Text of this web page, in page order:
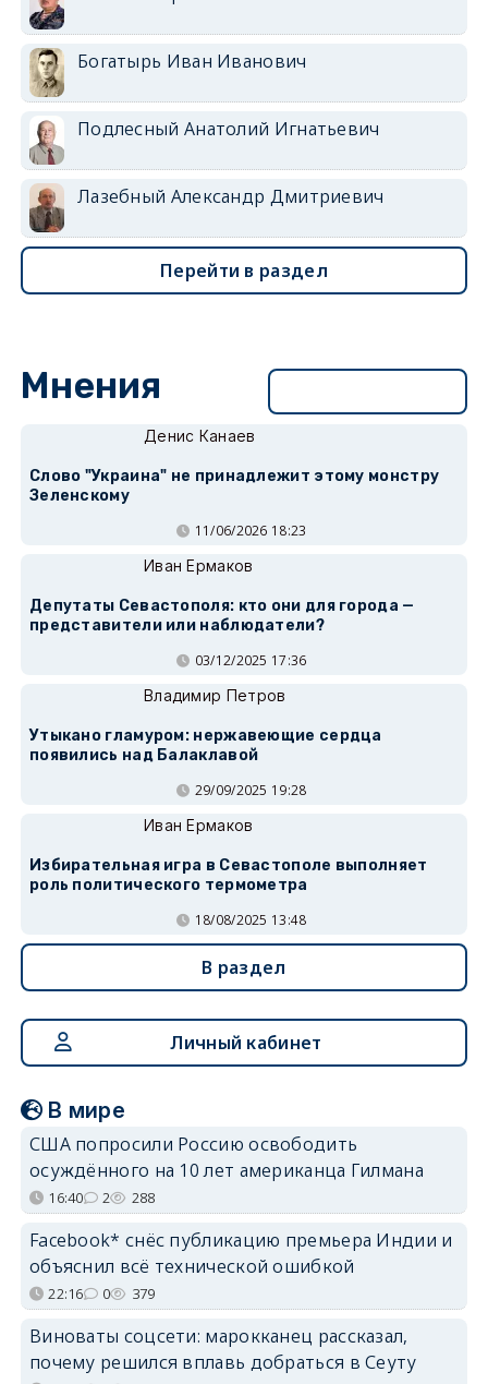
Богатырь Иван Иванович
Подлесный Анатолий Игнатьевич
Лазебный Александр Дмитриевич
Перейти в раздел
Мнения
Денис Канаев
Слово "Украина" не принадлежит этому монстру
Зеленскому
11/06/2026 18:23
Иван Ермаков
Депутаты Севастополя: кто они для города —
представители или наблюдатели?
03/12/2025 17:36
Владимир Петров
Утыкано гламуром: нержавеющие сердца
появились над Балаклавой
29/09/2025 19:28
Иван Ермаков
Избирательная игра в Севастополе выполняет
роль политического термометра
18/08/2025 13:48
В раздел
Личный кабинет
В мире
США попросили Россию освободить
осуждённого на 10 лет американца Гилмана
16:40 2 288
Facebook* снёс публикацию премьера Индии и
объяснил всё технической ошибкой
22:16 0 379
Виноваты соцсети: марокканец рассказал,
почему решился вплавь добраться в Сеуту